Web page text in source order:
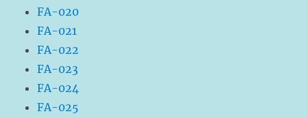
FA-020
FA-021
FA-022
FA-023
FA-024
FA-025